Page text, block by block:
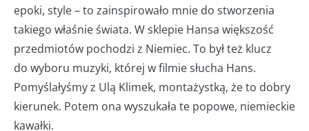
epoki, style – to zainspirowało mnie do stworzenia
takiego właśnie świata. W sklepie Hansa większość
przedmiotów pochodzi z Niemiec. To był też klucz
do wyboru muzyki, której w filmie słucha Hans.
Pomyślałyśmy z Ulą Klimek, montażystką, że to dobry
kierunek. Potem ona wyszukała te popowe, niemieckie
kawałki.